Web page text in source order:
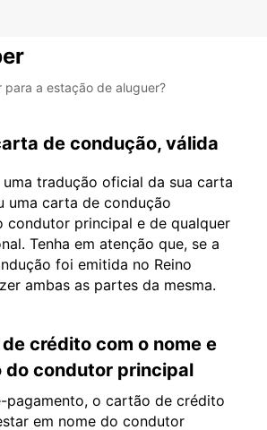
a estação de aluguer?
de condução, válida
uma tradução oficial da sua carta
uma carta de condução
condutor principal e de qualquer
Tenha em atenção que, se a
foi emitida no Reino
ambas as partes da mesma.
crédito com o nome e
do condutor principal
pagamento, o cartão de crédito
em nome do condutor